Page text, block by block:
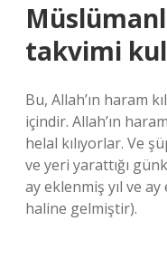
takvimi
Bu, Allah’ın haram
içindir. Allah’ın
helal kılıyorlar. Ve
ve yeri yarattığı
ay eklenmiş yıl ve
haline gelmiştir).